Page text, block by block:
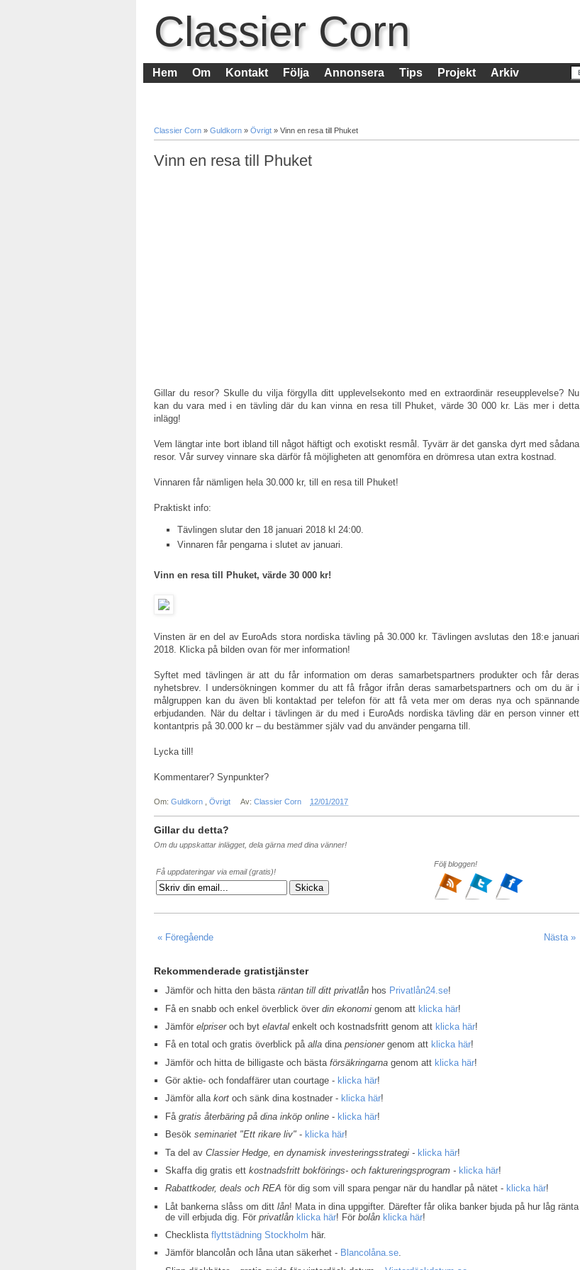
Classier Corn
Hem Om Kontakt Följa Annonsera Tips Projekt Arkiv
Classier Corn » Guldkorn » Övrigt » Vinn en resa till Phuket
Vinn en resa till Phuket
Gillar du resor? Skulle du vilja förgylla ditt upplevelsekonto med en extraordinär reseupplevelse? Nu
kan du vara med i en tävling där du kan vinna en resa till Phuket, värde 30 000 kr. Läs mer i detta
inlägg!
Vem längtar inte bort ibland till något häftigt och exotiskt resmål. Tyvärr är det ganska dyrt med sådana
resor. Vår survey vinnare ska därför få möjligheten att genomföra en drömresa utan extra kostnad.
Vinnaren får nämligen hela 30.000 kr, till en resa till Phuket!
Praktiskt info:
Tävlingen slutar den 18 januari 2018 kl 24:00.
Vinnaren får pengarna i slutet av januari.
Vinn en resa till Phuket, värde 30 000 kr!
Vinsten är en del av EuroAds stora nordiska tävling på 30.000 kr. Tävlingen avslutas den 18:e januari
2018. Klicka på bilden ovan för mer information!
Syftet med tävlingen är att du får information om deras samarbetspartners produkter och får deras
nyhetsbrev. I undersökningen kommer du att få frågor ifrån deras samarbetspartners och om du är i
målgruppen kan du även bli kontaktad per telefon för att få veta mer om deras nya och spännande
erbjudanden. När du deltar i tävlingen är du med i EuroAds nordiska tävling där en person vinner ett
kontantpris på 30.000 kr – du bestämmer själv vad du använder pengarna till.
Lycka till!
Kommentarer? Synpunkter?
Om: Guldkorn Övrigt Av:Classier Corn 12/01/2017
Gillar du detta?
Om du uppskattar inlägget, dela gärna med dina vänner!
Få uppdateringar via email (gratis)!
Följ bloggen!
« Föregående Nästa »
Rekommenderade gratistjänster
Jämför och hitta den bästaräntan till ditt privatlån hos Privatlån24.se!
Få en snabb och enkel överblick överdin ekonomi genom att klicka här!
Jämförelpriseroch bytelavtal enkelt och kostnadsfritt genom att klicka här!
Få en total och gratis överblick påalla dinapensionergenom att klicka här!
Jämför och hitta de billigaste och bästaförsäkringarna genom att klicka här!
Gör aktie- och fondaffärer utan courtage - klicka här!
Jämför allakort och sänk dina kostnader - klicka här!
Fågratis återbäring på dina inköp online - klicka här!
Besökseminariet "Ett rikare liv" - klicka här!
Ta del avClassier Hedge, en dynamisk investeringsstrategi - klicka här!
Skaffa dig gratis ettkostnadsfritt bokförings- och faktureringsprogram - klicka här!
Rabattkoder, deals och REA för dig som vill spara pengar när du handlar på nätet - klicka här!
Låt bankerna slåss om dittlån! Mata in dina uppgifter. Därefter får olika banker bjuda på hur låg ränta
de vill erbjuda dig. Förprivatlån klicka här! Förbolån klicka här!
Checklistaflyttstädning Stockholm här.
Jämför blancolån och låna utan säkerhet - Blancolåna.se.